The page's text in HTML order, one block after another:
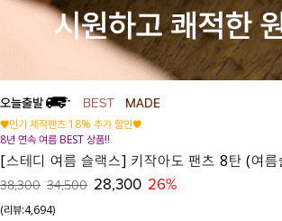
♥인기 제작팬츠 18% 추가 할인♥
8년 연속 여름 BEST 상품!!
[스테디 여름 슬랙스] 키작아도 팬츠 8탄 (여름
38,300 34,500 28,300 26%
(리뷰:4,694)